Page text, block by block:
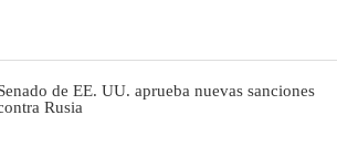
de EE. UU. aprueba nuevas sanciones
Rusia